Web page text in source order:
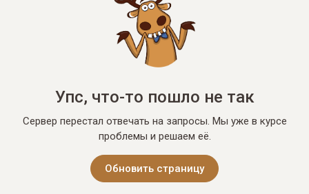
Упс, что-то пошло не так
Сервер перестал отвечать на запросы. Мы уже в курсе
проблемы и решаем её.
Обновить страницу